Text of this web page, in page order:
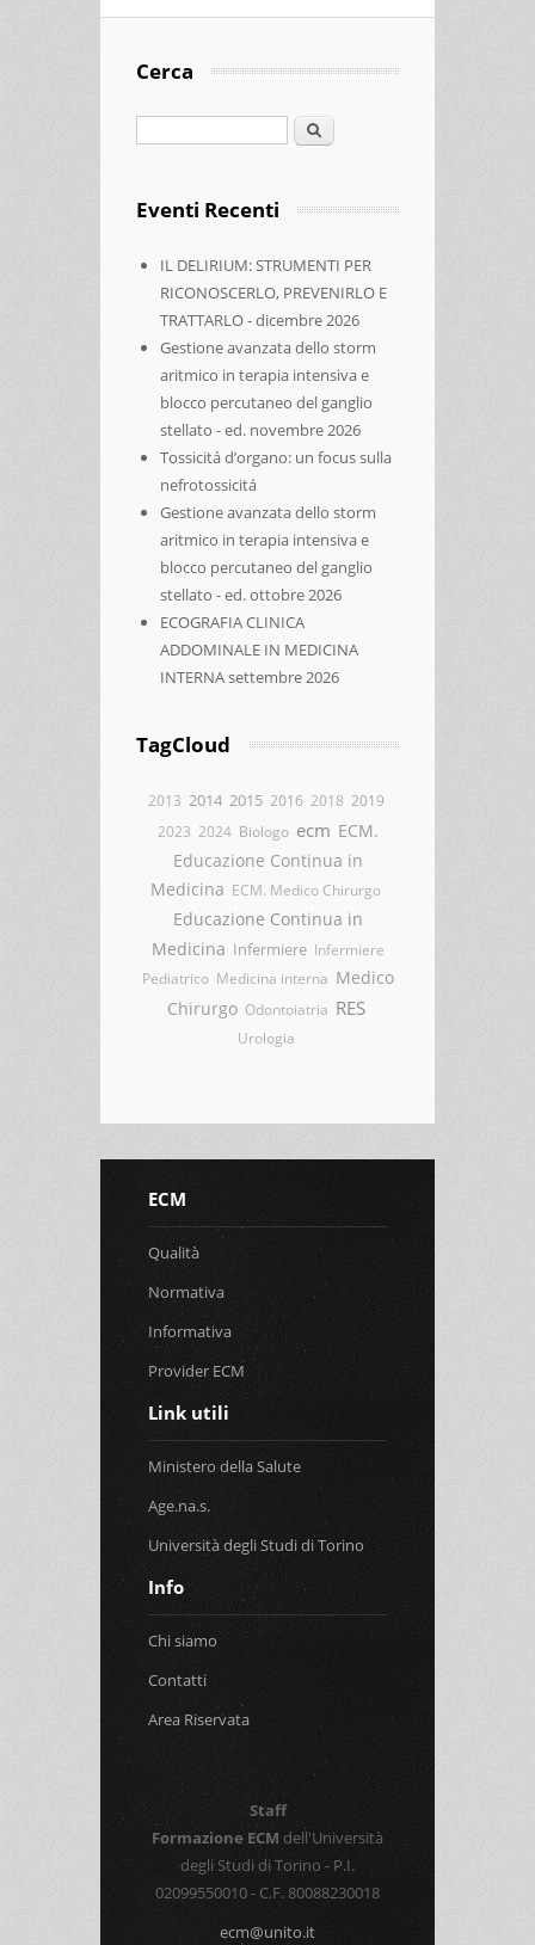
Cerca
Cerca
Eventi Recenti
IL DELIRIUM: STRUMENTI PER
RICONOSCERLO, PREVENIRLO E
TRATTARLO - dicembre 2026
Gestione avanzata dello storm
aritmico in terapia intensiva e
blocco percutaneo del ganglio
stellato - ed. novembre 2026
Tossicitá d’organo: un focus sulla
nefrotossicitá
Gestione avanzata dello storm
aritmico in terapia intensiva e
blocco percutaneo del ganglio
stellato - ed. ottobre 2026
ECOGRAFIA CLINICA
ADDOMINALE IN MEDICINA
INTERNA settembre 2026
TagCloud
2013 2014 2015 2016 2018 2019
2023 2024 Biologo ecm ECM.
Educazione Continua in
Medicina ECM. Medico Chirurgo
Educazione Continua in
Medicina Infermiere Infermiere
Pediatrico Medicina interna Medico
Chirurgo Odontoiatria RES
Urologia
ECM
Qualità
Normativa
Informativa
Provider ECM
Link utili
Ministero della Salute
Age.na.s.
Università degli Studi di Torino
Info
Chi siamo
Contatti
Area Riservata
Staff
Formazione ECM dell'Università
degli Studi di Torino - P.I.
02099550010 - C.F. 80088230018
ecm@unito.it